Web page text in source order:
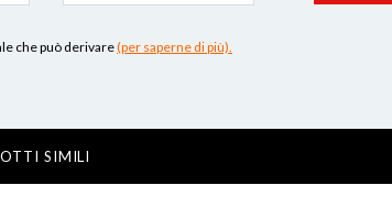
che può derivare(per saperne di più).
SIMILI